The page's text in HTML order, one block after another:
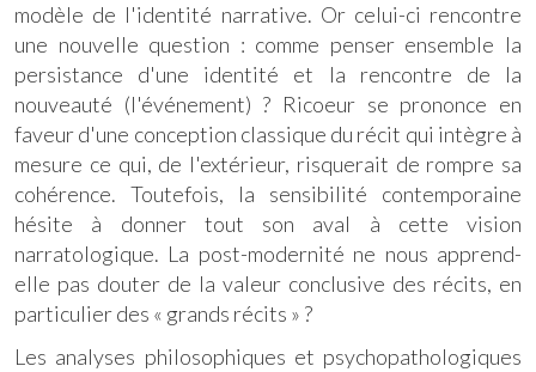
modèle de l'identité narrative. Or celui-ci rencontre
une nouvelle question : comme penser ensemble la
persistance d'une identité et la rencontre de la
nouveauté (l'événement) ? Ricoeur se prononce en
faveur d'une conception classique du récit qui intègre à
mesure ce qui, de l'extérieur, risquerait de rompre sa
cohérence. Toutefois, la sensibilité contemporaine
hésite à donner tout son aval à cette vision
narratologique. La post-modernité ne nous apprend-
elle pas douter de la valeur conclusive des récits, en
particulier des « grands récits » ?
Les analyses philosophiques et psychopathologiques